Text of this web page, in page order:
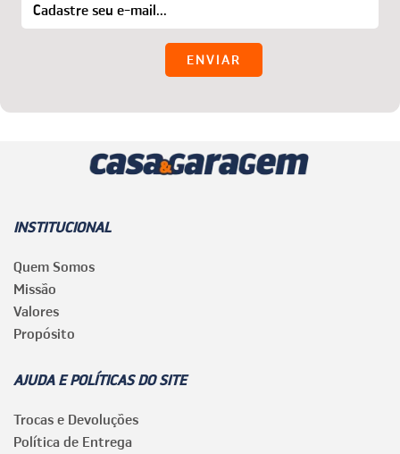
INSTITUCIONAL
Quem Somos
Missão
Valores
Propósito
AJUDA E POLÍTICAS DO SITE
Trocas e Devoluções
Política de Entrega